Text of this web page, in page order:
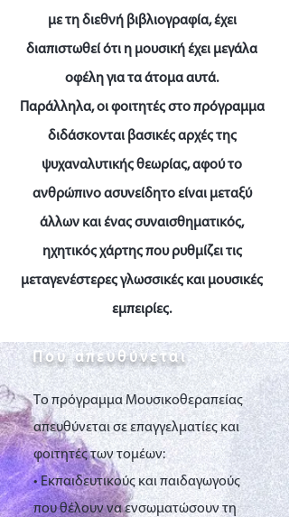
με τη διεθνή βιβλιογραφία, έχει
διαπιστωθεί ότι η μουσική έχει μεγάλα
οφέλη για τα άτομα αυτά.
Παράλληλα, οι φοιτητές στο πρόγραμμα
διδάσκονται βασικές αρχές της
ψυχαναλυτικής θεωρίας, αφού το
ανθρώπινο ασυνείδητο είναι μεταξύ
άλλων και ένας συναισθηματικός,
ηχητικός χάρτης που ρυθμίζει τις
μεταγενέστερες γλωσσικές και μουσικές
εμπειρίες.
Που απευθύνεται
Το πρόγραμμα Μουσικοθεραπείας
απευθύνεται σε επαγγελματίες και
φοιτητές των τομέων:
• Εκπαιδευτικούς και παιδαγωγούς
που θέλουν να ενσωματώσουν τη